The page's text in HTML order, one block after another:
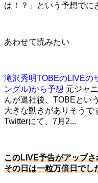
は！？」という予想でに
あわせて読みたい
滝沢秀明TOBEのLIVEの
ングル)から予想 元ジャ
んが退社後、TOBEとい
大きな動きがありそうで
Twitterにて、7月2...
このLIVE予告がアップ
その日は一粒万倍日でし